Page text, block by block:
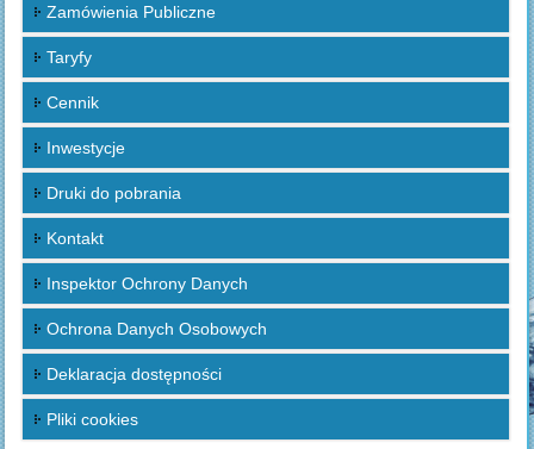
Zamówienia Publiczne
Taryfy
Cennik
Inwestycje
Druki do pobrania
Kontakt
Inspektor Ochrony Danych
Ochrona Danych Osobowych
Deklaracja dostępności
Pliki cookies